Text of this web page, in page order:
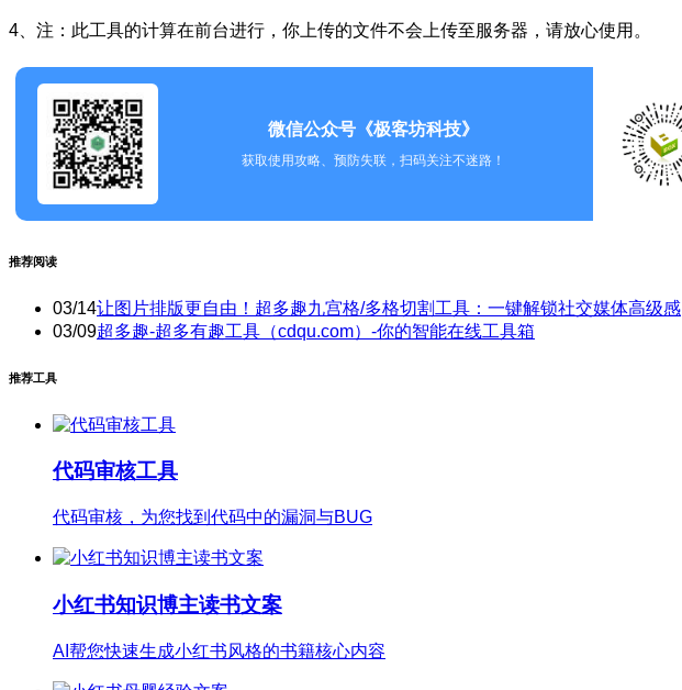
4、注：此工具的计算在前台进行，你上传的文件不会上传至服务器，请放心使用。
微信公众号《极客坊科技》
获取使用攻略、预防失联，扫码关注不迷路！
推荐阅读
03/14让图片排版更自由！超多趣九宫格/多格切割工具：一键解锁社交媒体高级感
03/09超多趣-超多有趣工具（cdqu.com）-你的智能在线工具箱
推荐工具
代码审核工具
代码审核，为您找到代码中的漏洞与BUG
小红书知识博主读书文案
AI帮您快速生成小红书风格的书籍核心内容